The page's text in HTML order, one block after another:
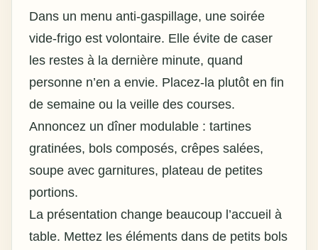
Dans un menu anti-gaspillage, une soirée
vide-frigo est volontaire. Elle évite de caser
les restes à la dernière minute, quand
personne n’en a envie. Placez-la plutôt en fin
de semaine ou la veille des courses.
Annoncez un dîner modulable : tartines
gratinées, bols composés, crêpes salées,
soupe avec garnitures, plateau de petites
portions.
La présentation change beaucoup l’accueil à
table. Mettez les éléments dans de petits bols